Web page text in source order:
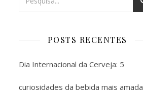
POSTS RECENTES
Dia Internacional da Cerveja: 5
curiosidades da bebida mais amada